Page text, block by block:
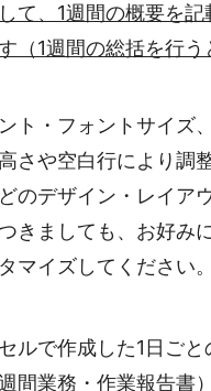
て、1週間の概要を記
（1週間の総括を行
ト・フォントサイズ
さや空白行により調
のデザイン・レイア
きましても、お好み
マイズしてください。
ルで作成した1日ごと
間業務・作業報告書